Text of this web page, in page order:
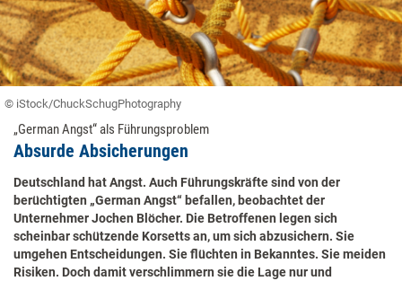
© iStock/ChuckSchugPhotography
„German Angst“ als Führungsproblem
Absurde Absicherungen
Deutschland hat Angst. Auch Führungskräfte sind von der
berüchtigten „German Angst“ befallen, beobachtet der
Unternehmer Jochen Blöcher. Die Betroffenen legen sich
scheinbar schützende Korsetts an, um sich abzusichern. Sie
umgehen Entscheidungen. Sie flüchten in Bekanntes. Sie meiden
Risiken. Doch damit verschlimmern sie die Lage nur und